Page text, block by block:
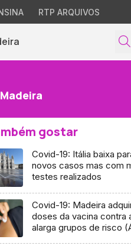
RTP ARQUIVOS
gostar
Covid-19: Itália baixa
novos casos mas com
testes realizados
Covid-19: Madeira
doses da vacina contra
alarga grupos de risco